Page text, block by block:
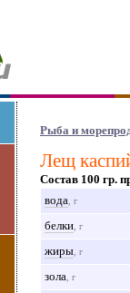
Рыба и
Лещ
Состав 100 гр.
вода , г
белки , г
жиры , г
зола , г